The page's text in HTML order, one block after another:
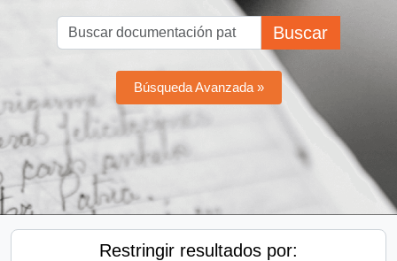
Buscar
Búsqueda Avanzada »
Restringir resultados por: